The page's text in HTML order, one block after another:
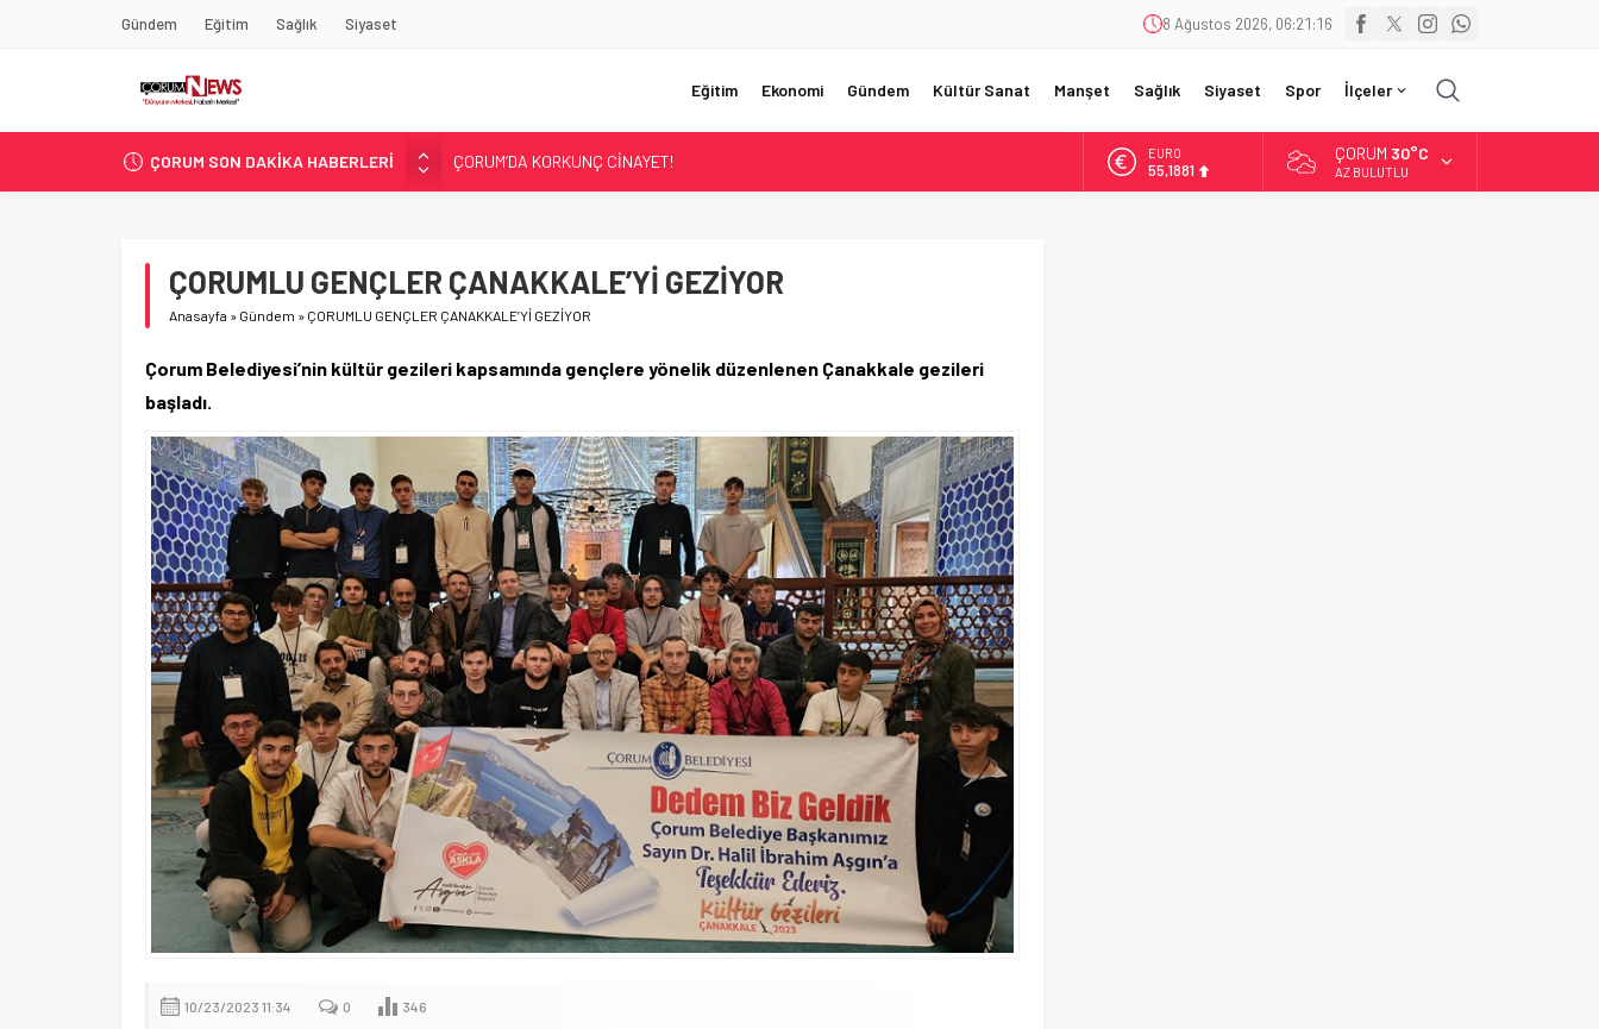
Gündem Eğitim Sağlık Siyaset 8 Ağustos 2026, 06:21:18
Eğitim Ekonomi Gündem Kültür Sanat Manşet Sağlık Siyaset Spor İlçeler
ÇORUM SON DAKİKA HABERLERİ
ASLAN, CUMHURBAŞKANI BAŞDANIŞMANI OLDU
SIR PERDESİ ÇÖZÜLDÜ!
ÇATIDAN DÜŞTÜ!
EURO
55,1881
ÇORUM 30°C
AZ BULUTLU
ÇORUMLU GENÇLER ÇANAKKALE’Yİ GEZİYOR
Anasayfa » Gündem » ÇORUMLU GENÇLER ÇANAKKALE’Yİ GEZİYOR
Çorum Belediyesi’nin kültür gezileri kapsamında gençlere yönelik düzenlenen Çanakkale gezileri
başladı.
10/23/2023 11:34 0 346